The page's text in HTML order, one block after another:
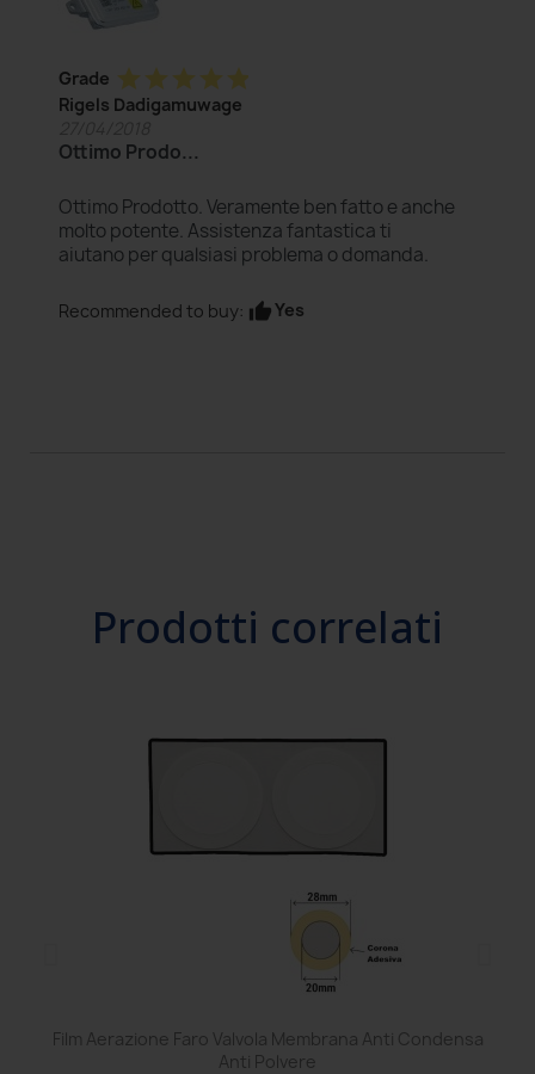
Grade star star star star star
Rigels Dadigamuwage
Ottimo Prodo...
Ottimo Prodotto. Veramente ben fatto e anche
molto potente. Assistenza fantastica ti
aiutano per qualsiasi problema o domanda.
Recommended to buy: thumb_upYes
Prodotti correlati
Film Aerazione Faro Valvola Membrana Anti Condensa
Anti Polvere